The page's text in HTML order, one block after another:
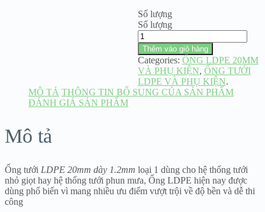
Số lượng
Số lượng
Thêm vào giỏ hàng
Categories: ỐNG LDPE 20MM
VÀ PHỤ KIỆN, ỐNG TƯỚI
LDPE VÀ PHỤ KIỆN.
MÔ TẢ THÔNG TIN BỔ SUNG CỦA SẢN PHẨM
ĐÁNH GIÁ SẢN PHẨM
Mô tả
Ống tưới LDPE 20mm dày 1.2mm loại 1 dùng cho hệ thống tưới
nhỏ giọt hay hệ thống tưới phun mưa, Ống LDPE hiện nay được
dùng phổ biến vì mang nhiều ưu điểm vượt trội về độ bền và dễ thi
công